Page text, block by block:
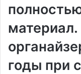
годы при